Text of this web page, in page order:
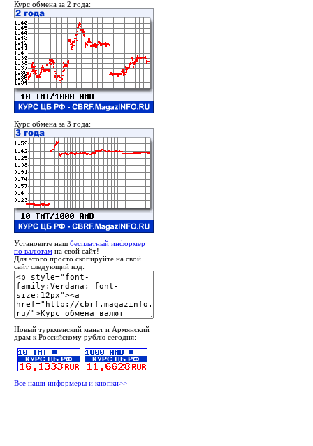
Курс обмена за 2 года:
Курс обмена за 3 года:
Установите наш бесплатный информер
по валютам на свой сайт!
Для этого просто скопируйте на свой
сайт следующий код:
Новый туркменский манат и Армянский
драм к Российскому рублю сегодня:
Все наши информеры и кнопки>>